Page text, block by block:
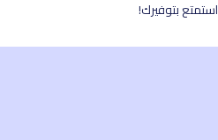
بتوفيرك!